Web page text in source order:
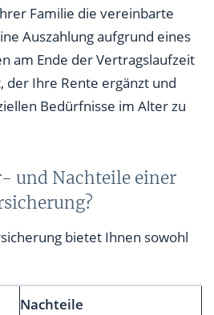
Familie die vereinbarte
Auszahlung aufgrund eines
am Ende der Vertragslaufzeit
der Ihre Rente ergänzt und
Bedürfnisse im Alter zu
und Nachteile einer
bietet Ihnen sowohl
Nachteile